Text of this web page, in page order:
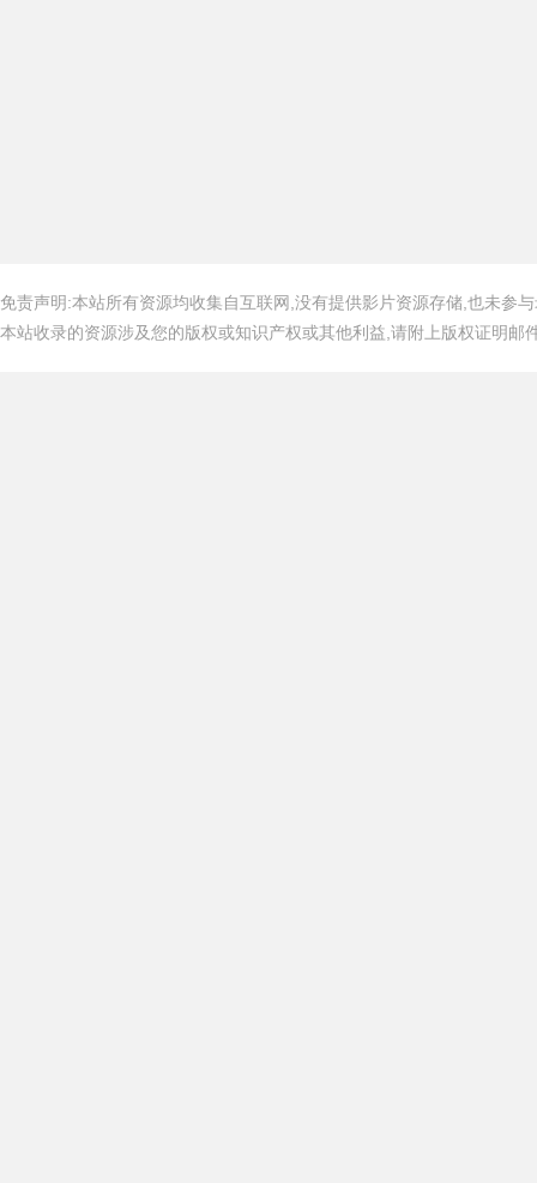
免责声明:本站所有资源均收集自互联网,没有提供影片资源存储,也未参
本站收录的资源涉及您的版权或知识产权或其他利益,请附上版权证明